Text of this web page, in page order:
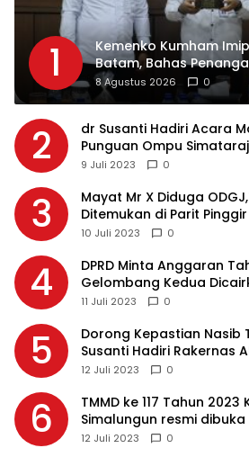
1
Kemenko Kumham
Batam, Bahas
dan Implementasi
8 Agustus 2026 0
2
dr Susanti Hadiri Acara
Punguan Ompu
Dohot Boruna Kota Siantar
9 Juli 2023 0
3
Mayat Mr X Diduga
Ditemukan di Parit
10 Juli 2023 0
4
DPRD Minta Anggaran
Gelombang Kedua
Masing-masing, Ini
11 Juli 2023 0
5
Dorong Kepastian Nasib
Susanti Hadiri Rakernas
Makassar
12 Juli 2023 0
6
TMMD ke 117 Tahun 2023
Simalungun resmi
12 Juli 2023 0